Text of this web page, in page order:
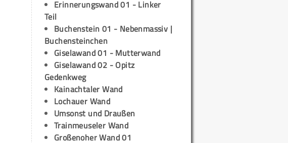
Erinnerungswand 01 - Linker
Teil
Buchenstein 01 - Nebenmassiv |
Buchensteinchen
Giselawand 01 - Mutterwand
Giselawand 02 - Opitz
Gedenkweg
Kainachtaler Wand
Lochauer Wand
Umsonst und Draußen
Trainmeuseler Wand
Großenoher Wand 01